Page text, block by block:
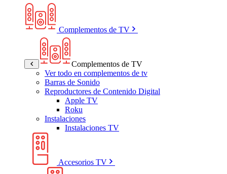
Complementos de TV
Complementos de TV
Ver todo en complementos de tv
Barras de Sonido
Reproductores de Contenido Digital
Apple TV
Roku
Instalaciones
Instalaciones TV
Accesorios TV